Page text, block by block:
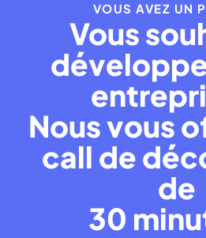
VOUS AVEZ UN
Vous
Nous vous
call de
de
30